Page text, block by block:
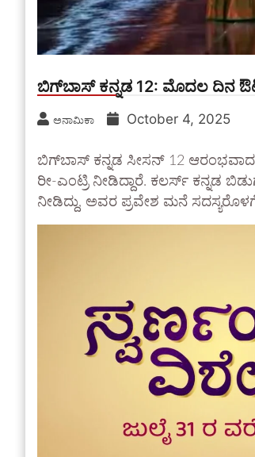
ಬಿಗ್‌ಬಾಸ್ ಕನ್ನಡ 12: ಮೊದಲ ದಿನ
ಅನಾಮಿಕಾ October 4, 2025
ಬಿಗ್‌ಬಾಸ್ ಕನ್ನಡ ಸೀಸನ್ 12
ರೀ-ಎಂಟ್ರಿ ನೀಡಿದ್ದಾರೆ. ಕಲರ್ಸ್ ಕನ್ನಡ
ನೀಡಿದ್ದು, ಅವರ ಪ್ರವೇಶ ಮನೆ